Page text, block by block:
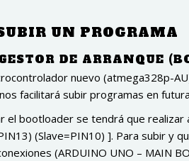
UN PROGRAMA
DE ARRANQUE
nuevo (atmega328p-
facilitará subir programas en
el bootloader se tendrá que
(Slave=PIN10) ]. Para subir y
(ARDUINO UNO – MAIN